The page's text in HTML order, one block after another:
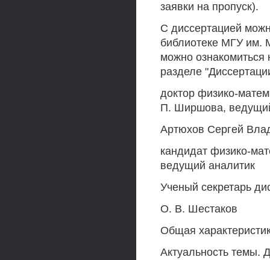
заявки на пропуск).
С диссертацией
библиотеке МГУ им.
можно
разделе
доктор физико-
П. Ширшова,
Артюхов Сергей
кандидат физико-
ведущий аналитик
Ученый секретарь
О. В. Шестаков
Общая
Актуальность темы.